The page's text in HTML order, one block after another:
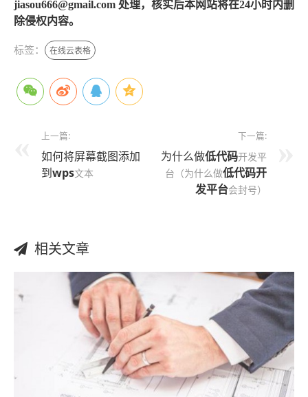
jiasou666@gmail.com 处理，核实后本网站将在24小时内删
除侵权内容。
标签： 在线云表格
上一篇:
如何将屏幕截图添加
到wps文本
下一篇:
为什么做低代码开发平
台（为什么做低代码开
发平台会封号）
相关文章